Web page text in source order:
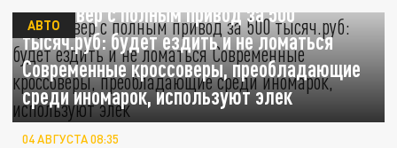
Кроссовер с полным привод за 500
тысяч.руб: будет ездить и не ломаться
Современные кроссоверы, преобладающие
среди иномарок, используют элек
АВТО
04 АВГУСТА 08:35